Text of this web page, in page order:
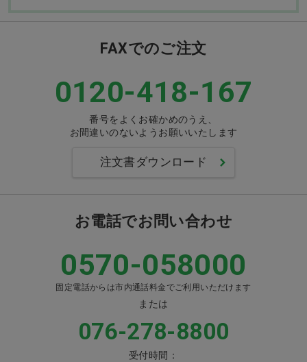
FAXでのご注文
0120-418-167
番号をよくお確かめのうえ、
お間違いのないようお願いいたします
注文書ダウンロード
お電話でお問い合わせ
0570-058000
固定電話からは市内通話料金でご利用いただけます
または
076-278-8800
受付時間：